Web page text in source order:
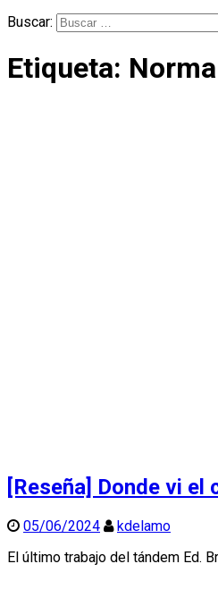
Buscar:
Etiqueta: Norma
[Reseña] Donde vi el
05/06/2024
kdelamo
El último trabajo del tándem Ed.